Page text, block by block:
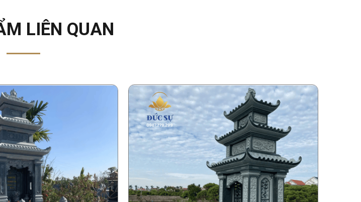
LIÊN QUAN